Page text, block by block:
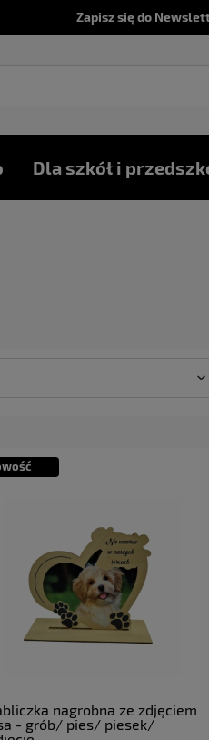
Zapisz się do
Dla szkół i
nagrobna ze zdjęciem
- grób/ pies/ piesek/